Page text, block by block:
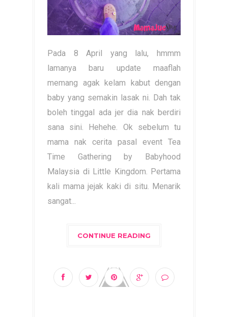
Pada 8 April yang lalu, hmmm
lamanya baru update maaflah
memang agak kelam kabut dengan
baby yang semakin lasak ni. Dah tak
boleh tinggal ada jer dia nak berdiri
sana sini. Hehehe. Ok sebelum tu
mama nak cerita pasal event Tea
Time Gathering by Babyhood
Malaysia di Little Kingdom. Pertama
kali mama jejak kaki di situ. Menarik
sangat...
CONTINUE READING